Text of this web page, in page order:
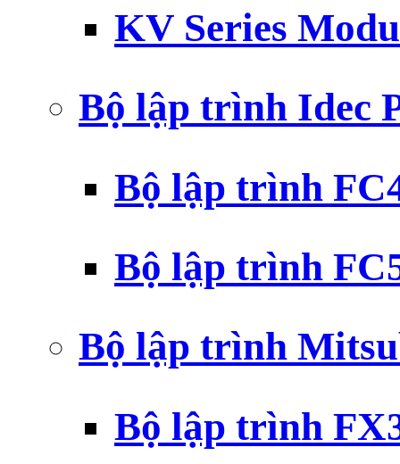
KV Series
Bộ lập trình Idec
Bộ lập trình
Bộ lập trình
Bộ lập trình
Bộ lập trình